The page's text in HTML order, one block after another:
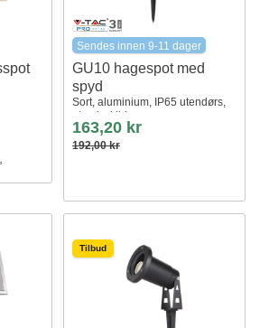
Sendes innen 9-11 dager
GU10 hagespot med
spyd
Sort, aluminium, IP65 utendørs,
uten lyskilde
163,20 kr
192,00 kr
Tilbud